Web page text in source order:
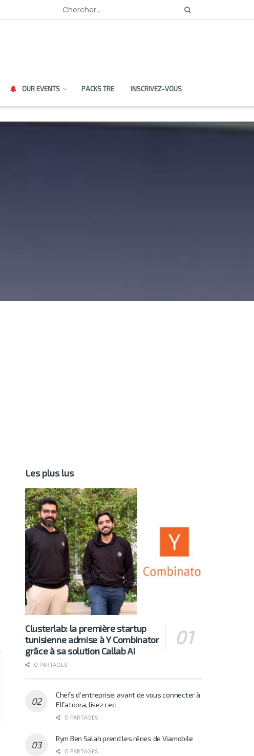
OUR EVENTS PACKS TRE INSCRIVEZ-VOUS
Les plus lus
Clusterlab: la première startup
tunisienne admise à Y Combinator
grâce à sa solution Callab AI
0 PARTAGES
Chefs d’entreprise: avant de vous connecter à
Elfatoora, lisez ceci
0 PARTAGES
Rym Ben Salah prend les rênes de Viamobile
0 PARTAGES